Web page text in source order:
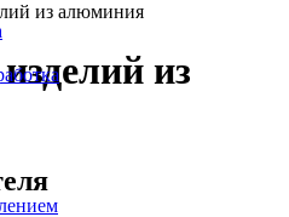
из алюминия
из